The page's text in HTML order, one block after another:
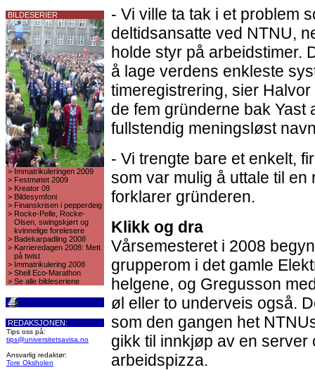
BILDESERIER
> Immatrikuleringen 2009
> Festmøtet 2009
> Kreator 09
> Bildesymfoni
> Finanskrisen i pepperdeig
> Rocke-Pelle, Rocke-
Olsen, swingskjørt og
kvinnelige forelesere
> Badekarpadling 2008
> Karrieredagen 2008: Mett
på twist
> Immatrikulering 2008
> Shell Eco-Marathon
> Se alle bildeseriene
REDAKSJONEN:
Tips oss på:
tips@universitetsavisa.no
Ansvarlig redaktør:
Tore Oksholen
- Vi ville ta tak i et problem
deltidsansatte ved NTNU,
holde styr på arbeidstimer.
å lage verdens enkleste
timeregistrering, sier
de fem gründerne bak Yast
fullstendig meningsløst
- Vi trengte bare et enkelt,
som var mulig å uttale til en
forklarer gründeren.
Klikk og dra
Vårsemesteret i 2008
grupperom i det gamle
helgene, og Gregusson
øl eller to underveis også.
som den gangen het
gikk til innkjøp av en server
arbeidspizza.